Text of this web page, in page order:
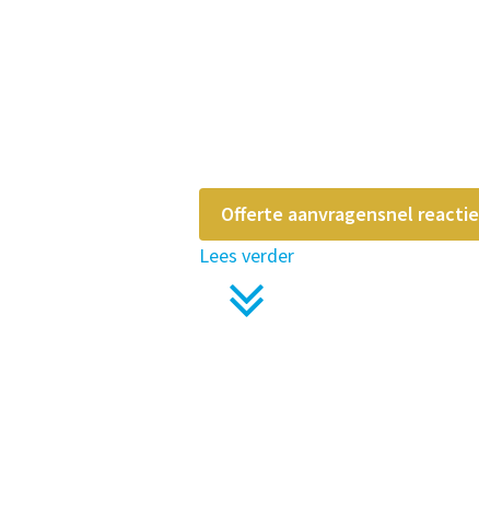
Offerte aanvragensnel reactie
Lees verder